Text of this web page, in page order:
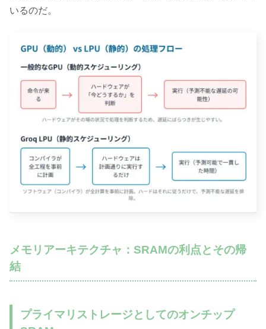
いるのだ。
メモリアーキテクチャ：SRAMの利点とその帰
結
プライマリストレージとしてのオンチップ